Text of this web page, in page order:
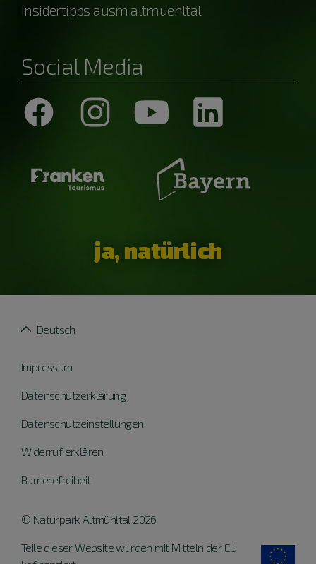
Insidertipps ausm.altmuehltal
Social Media
ja, natürlich
Impressum
Datenschutzerklärung
Datenschutzeinstellungen
Widerruf erklären
Barrierefreiheit
Deutsch
© Naturpark Altmühltal 2026
Teile dieser Website wurden mit Mitteln der EU